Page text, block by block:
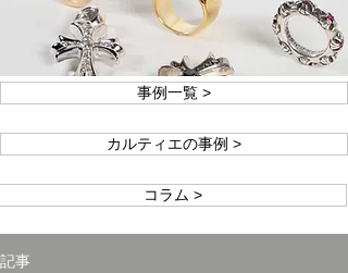
事例一覧 >
カルティエの事例 >
コラム >
記事